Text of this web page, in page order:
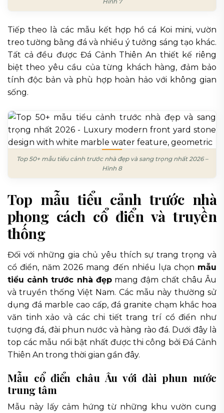
Tiếp theo là các mẫu kết hợp hồ cá Koi mini, vườn
treo tường bằng đá và nhiều ý tưởng sáng tạo khác.
Tất cả đều được Đá Cảnh Thiên An thiết kế riêng
biệt theo yêu cầu của từng khách hàng, đảm bảo
tính độc bản và phù hợp hoàn hảo với không gian
sống.
Top 50+ mẫu tiểu cảnh trước nhà đẹp và sang trọng nhất 2026 –
Hình 8
Top mẫu tiểu cảnh trước nhà
phong cách cổ điển và truyền
thống
Đối với những gia chủ yêu thích sự trang trọng và
cổ điển, năm 2026 mang đến nhiều lựa chọn mẫu
tiểu cảnh trước nhà đẹpmang đậm chất châu Âu
và truyền thống Việt Nam. Các mẫu này thường sử
dụng đá marble cao cấp, đá granite chạm khắc hoa
văn tinh xảo và các chi tiết trang trí cổ điển như
tượng đá, đài phun nước và hàng rào đá. Dưới đây là
top các mẫu nổi bật nhất được thi công bởi Đá Cảnh
Thiên An trong thời gian gần đây.
Mẫu cổ điển châu Âu với đài phun nước
trung tâm
Mẫu này lấy cảm hứng từ những khu vườn cung